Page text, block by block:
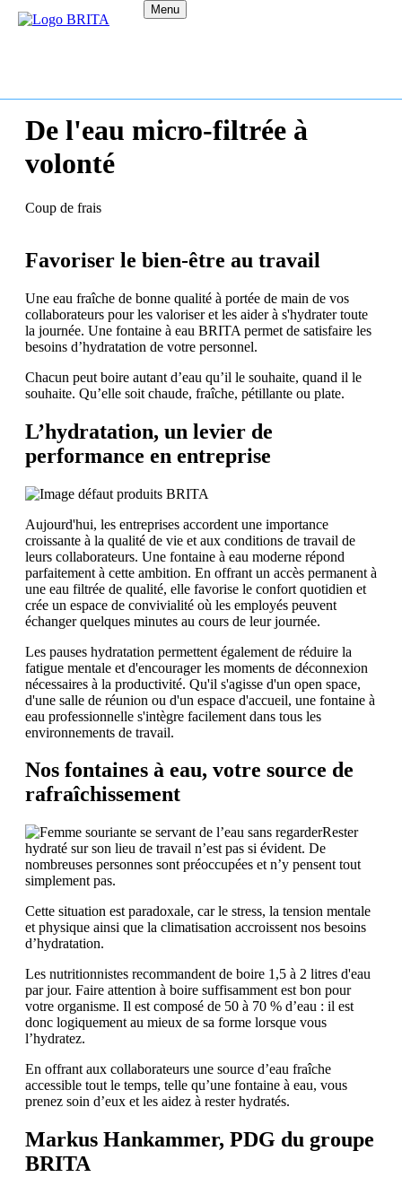
Menu
De l'eau micro-filtrée à
volonté
Coup de frais
Favoriser le bien-être au travail
Une eau fraîche de bonne qualité à portée de main de vos
collaborateurs pour les valoriser et les aider à s'hydrater toute
la journée. Une fontaine à eau BRITA permet de satisfaire les
besoins d’hydratation de votre personnel.
Chacun peut boire autant d’eau qu’il le souhaite, quand il le
souhaite. Qu’elle soit chaude, fraîche, pétillante ou plate.
L’hydratation, un levier de
performance en entreprise
Aujourd'hui, les entreprises accordent une importance
croissante à la qualité de vie et aux conditions de travail de
leurs collaborateurs. Une fontaine à eau moderne répond
parfaitement à cette ambition. En offrant un accès permanent à
une eau filtrée de qualité, elle favorise le confort quotidien et
crée un espace de convivialité où les employés peuvent
échanger quelques minutes au cours de leur journée.
Les pauses hydratation permettent également de réduire la
fatigue mentale et d'encourager les moments de déconnexion
nécessaires à la productivité. Qu'il s'agisse d'un open space,
d'une salle de réunion ou d'un espace d'accueil, une fontaine à
eau professionnelle s'intègre facilement dans tous les
environnements de travail.
Nos fontaines à eau, votre source de
rafraîchissement
Rester
hydraté sur son lieu de travail n’est pas si évident. De
nombreuses personnes sont préoccupées et n’y pensent tout
simplement pas.
Cette situation est paradoxale, car le stress, la tension mentale
et physique ainsi que la climatisation accroissent nos besoins
d’hydratation.
Les nutritionnistes recommandent de boire 1,5 à 2 litres d'eau
par jour. Faire attention à boire suffisamment est bon pour
votre organisme. Il est composé de 50 à 70 % d’eau : il est
donc logiquement au mieux de sa forme lorsque vous
l’hydratez.
En offrant aux collaborateurs une source d’eau fraîche
accessible tout le temps, telle qu’une fontaine à eau, vous
prenez soin d’eux et les aidez à rester hydratés.
Markus Hankammer, PDG du groupe
BRITA